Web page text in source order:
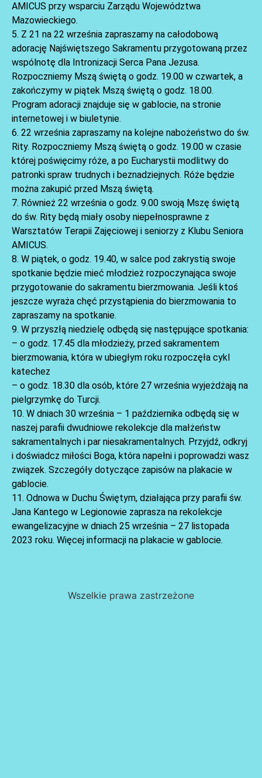
AMICUS przy wsparciu Zarządu Województwa
Mazowieckiego.
5. Z 21 na 22 września zapraszamy na całodobową
adorację Najświętszego Sakramentu przygotowaną przez
wspólnotę dla Intronizacji Serca Pana Jezusa.
Rozpoczniemy Mszą świętą o godz. 19.00 w czwartek, a
zakończymy w piątek Mszą świętą o godz. 18.00.
Program adoracji znajduje się w gablocie, na stronie
internetowej i w biuletynie.
6. 22 września zapraszamy na kolejne nabożeństwo do św.
Rity. Rozpoczniemy Mszą świętą o godz. 19.00 w czasie
której poświęcimy róże, a po Eucharystii modlitwy do
patronki spraw trudnych i beznadziejnych. Róże będzie
można zakupić przed Mszą świętą.
7. Również 22 września o godz. 9.00 swoją Mszę świętą
do św. Rity będą miały osoby niepełnosprawne z
Warsztatów Terapii Zajęciowej i seniorzy z Klubu Seniora
AMICUS.
8. W piątek, o godz. 19.40, w salce pod zakrystią swoje
spotkanie będzie mieć młodzież rozpoczynająca swoje
przygotowanie do sakramentu bierzmowania. Jeśli ktoś
jeszcze wyraża chęć przystąpienia do bierzmowania to
zapraszamy na spotkanie.
9. W przyszłą niedzielę odbędą się następujące spotkania:
– o godz. 17.45 dla młodzieży, przed sakramentem
bierzmowania, która w ubiegłym roku rozpoczęła cykl
katechez
– o godz. 18.30 dla osób, które 27 września wyjeżdżają na
pielgrzymkę do Turcji.
10. W dniach 30 września – 1 października odbędą się w
naszej parafii dwudniowe rekolekcje dla małżeństw
sakramentalnych i par niesakramentalnych. Przyjdź, odkryj
i doświadcz miłości Boga, która napełni i poprowadzi wasz
związek. Szczegóły dotyczące zapisów na plakacie w
gablocie.
11. Odnowa w Duchu Świętym, działająca przy parafii św.
Jana Kantego w Legionowie zaprasza na rekolekcje
ewangelizacyjne w dniach 25 września – 27 listopada
2023 roku. Więcej informacji na plakacie w gablocie.
AKTUALNOŚCI
AKTUALNOŚCI
Wszelkie prawa zastrzeżone